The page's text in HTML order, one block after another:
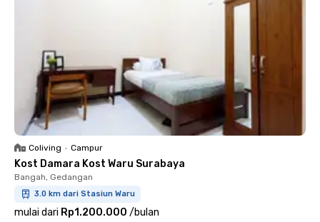
Coliving • Campur
Kost Damara Kost Waru Surabaya
Bangah, Gedangan
3.0 km dari Stasiun Waru
mulai dari Rp1.200.000 /bulan